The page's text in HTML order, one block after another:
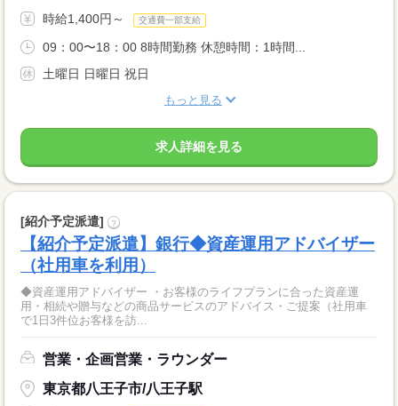
時給1,400円～ 交通費一部支給
09：00〜18：00 8時間勤務 休憩時間：1時間...
土曜日 日曜日 祝日
もっと見る
求人詳細を見る
[紹介予定派遣] ?
【紹介予定派遣】銀行◆資産運用アドバイザー
（社用車を利用）
◆資産運用アドバイザー ・お客様のライフプランに合った資産運
用・相続や贈与などの商品サービスのアドバイス・ご提案（社用車
で1日3件位お客様を訪...
営業・企画営業・ラウンダー
東京都八王子市/八王子駅